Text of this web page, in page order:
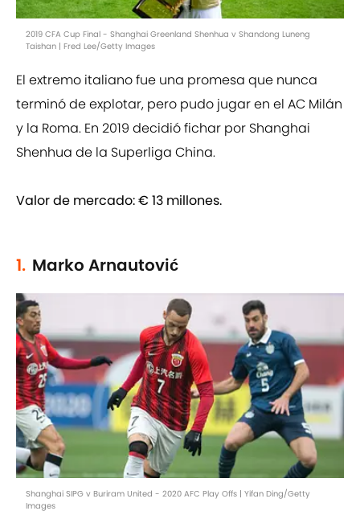
2019 CFA Cup Final - Shanghai Greenland Shenhua v Shandong Luneng
Taishan | Fred Lee/Getty Images
El extremo italiano fue una promesa que nunca
terminó de explotar, pero pudo jugar en el AC Milán
y la Roma. En 2019 decidió fichar por Shanghai
Shenhua de la Superliga China.
Valor de mercado: € 13 millones.
1. Marko Arnautović
Shanghai SIPG v Buriram United - 2020 AFC Play Offs | Yifan Ding/Getty
Images